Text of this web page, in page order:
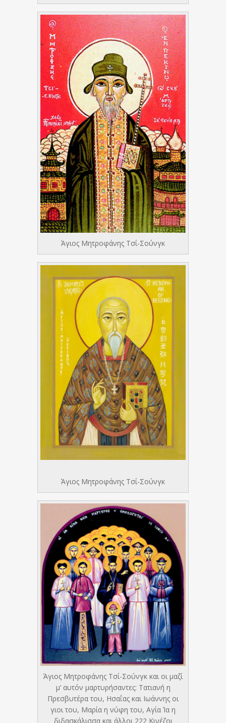
Άγιος Μητροφάνης Τσί-Σούνγκ
Άγιος Μητροφάνης Τσί-Σούνγκ
Άγιος Μητροφάνης Τσί-Σούνγκ και οι μαζί
μ’ αυτόν μαρτυρήσαντες: Τατιανή η
Πρεσβυτέρα του, Ησαΐας και Ιωάννης οι
γιοι του, Μαρία η νύφη του, Αγία Ία η
διδασκάλισσα και άλλοι 222 Κινέζοι